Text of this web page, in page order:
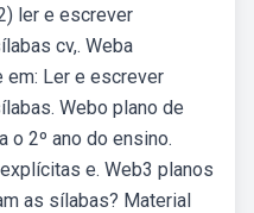
ler e escrever
cv,. Weba
Ler e escrever
Webo plano de
o 2º ano do ensino.
e. Web3 planos
as sílabas? Material